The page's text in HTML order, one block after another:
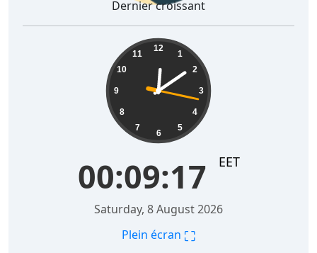
Dernier croissant
12
1
2
3
4
5
6
7
8
9
10
11
00:09:18 EET
Saturday, 8 August 2026
Plein écran ⛶